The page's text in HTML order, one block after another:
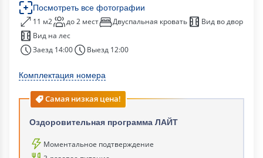
Посмотреть все фотографии
11 м2 до 2 мест Двуспальная кровать
Вид во двор
Вид на лес
Заезд 14:00
Выезд 12:00
Комплектация номера
Самая низкая цена!
Оздоровительная программа ЛАЙТ
Моментальное подтверждение